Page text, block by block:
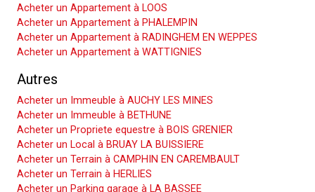
Acheter un Appartement à LOOS
Acheter un Appartement à PHALEMPIN
Acheter un Appartement à RADINGHEM EN WEPPES
Acheter un Appartement à WATTIGNIES
Autres
Acheter un Immeuble à AUCHY LES MINES
Acheter un Immeuble à BETHUNE
Acheter un Propriete equestre à BOIS GRENIER
Acheter un Local à BRUAY LA BUISSIERE
Acheter un Terrain à CAMPHIN EN CAREMBAULT
Acheter un Terrain à HERLIES
Acheter un Parking garage à LA BASSEE